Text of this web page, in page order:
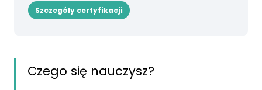
Szczegóły certyfikacji
Czego się nauczysz?